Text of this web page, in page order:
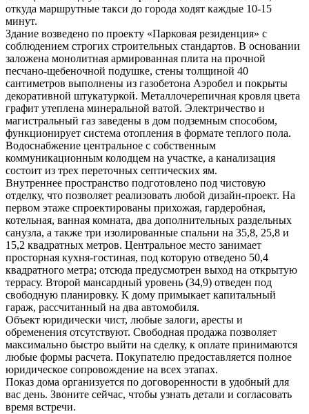
откуда маршрутные такси до города ходят каждые 10-15
минут.
Здание возведено по проекту «Парковая резиденция» с
соблюдением строгих строительных стандартов. В основании
заложена монолитная армированная плита на прочной
песчано-щебеночной подушке, стены толщиной 40
сантиметров выполнены из газобетона Аэробел и покрыты
декоративной штукатуркой. Металлочерепичная кровля цвета
графит утеплена минеральной ватой. Электричество и
магистральный газ заведены в дом подземным способом,
функционирует система отопления в формате теплого пола.
Водоснабжение центральное с собственным
коммуникационным колодцем на участке, а канализация
состоит из трех переточных септических ям.
Внутреннее пространство подготовлено под чистовую
отделку, что позволяет реализовать любой дизайн-проект. На
первом этаже спроектированы прихожая, гардеробная,
котельная, ванная комната, два дополнительных раздельных
санузла, а также три изолированные спальни на 35,8, 25,8 и
15,2 квадратных метров. Центральное место занимает
просторная кухня-гостиная, под которую отведено 50,4
квадратного метра; отсюда предусмотрен выход на открытую
террасу. Второй мансардный уровень (34,9) отведен под
свободную планировку. К дому примыкает капитальный
гараж, рассчитанный на два автомобиля.
Объект юридически чист, любые залоги, аресты и
обременения отсутствуют. Свободная продажа позволяет
максимально быстро выйти на сделку, к оплате принимаются
любые формы расчета. Покупателю предоставляется полное
юридическое сопровождение на всех этапах.
Показ дома организуется по договоренности в удобный для
вас день. Звоните сейчас, чтобы узнать детали и согласовать
время встречи.